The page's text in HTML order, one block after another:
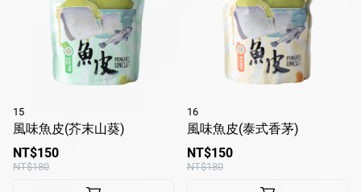
15
風味魚皮(芥末山葵)
NT$150
NT$180
16
風味魚皮(泰式香茅)
NT$150
NT$180